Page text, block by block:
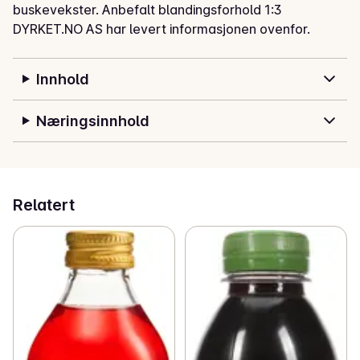
buskevekster. Anbefalt blandingsforhold 1:3
DYRKET.NO AS har levert informasjonen ovenfor.
Innhold
Næringsinnhold
Relatert